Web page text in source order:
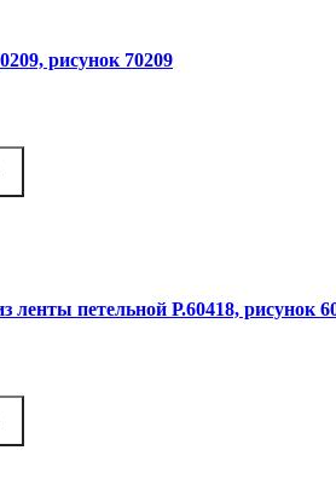
рисунок 70209
ленты петельной Р.60418, рисунок